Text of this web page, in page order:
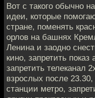
Вот с такого обычно
идеи, которые
стране, поменять
орлов на башнях
Ленина и заодно
кино, запретить
запретить телеканал
взрослых после
станции метро,